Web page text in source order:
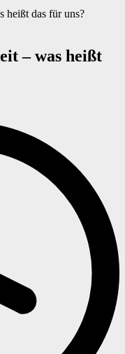
heißt das für uns?
– was heißt